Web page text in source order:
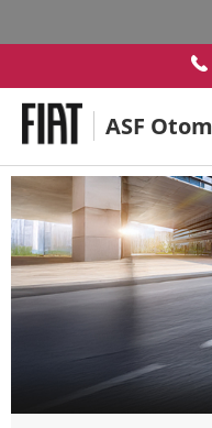
ASF
FIAT PROFESSIONAL